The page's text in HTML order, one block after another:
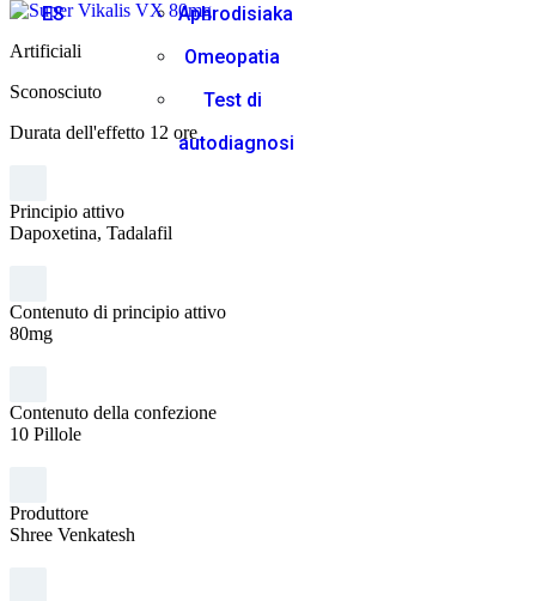
Aphrodisiaka
Omeopatia
Test di
autodiagnosi
ES
Artificiali
Sconosciuto
Durata dell'effetto 12 ore
Principio attivo
Dapoxetina, Tadalafil
Contenuto di principio attivo
80mg
Contenuto della confezione
10 Pillole
Produttore
Shree Venkatesh